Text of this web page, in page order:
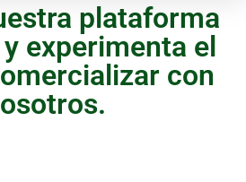
plataforma
experimenta el
con